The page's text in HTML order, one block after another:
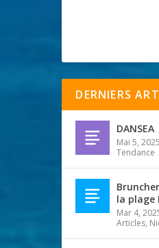
DERNIERS
DANSEA
Mai 5, 2025
Tendance
la plage
Mar 4,
Articles,